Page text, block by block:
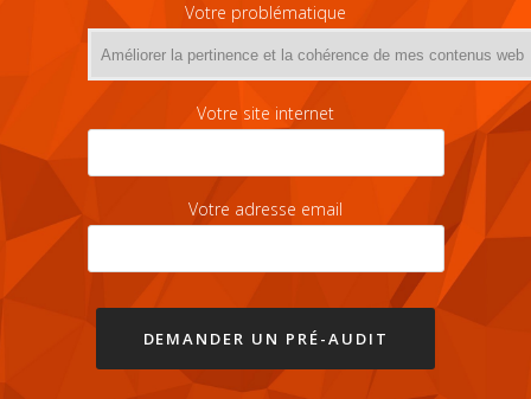
Votre problématique
Votre site internet
Votre adresse email